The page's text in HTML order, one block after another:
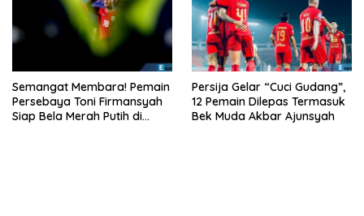
Semangat Membara! Pemain
Persebaya Toni Firmansyah
Siap Bela Merah Putih di
Persija Gelar “Cuci Gudang”,
12 Pemain Dilepas Termasuk
Bek Muda Akbar Ajunsyah